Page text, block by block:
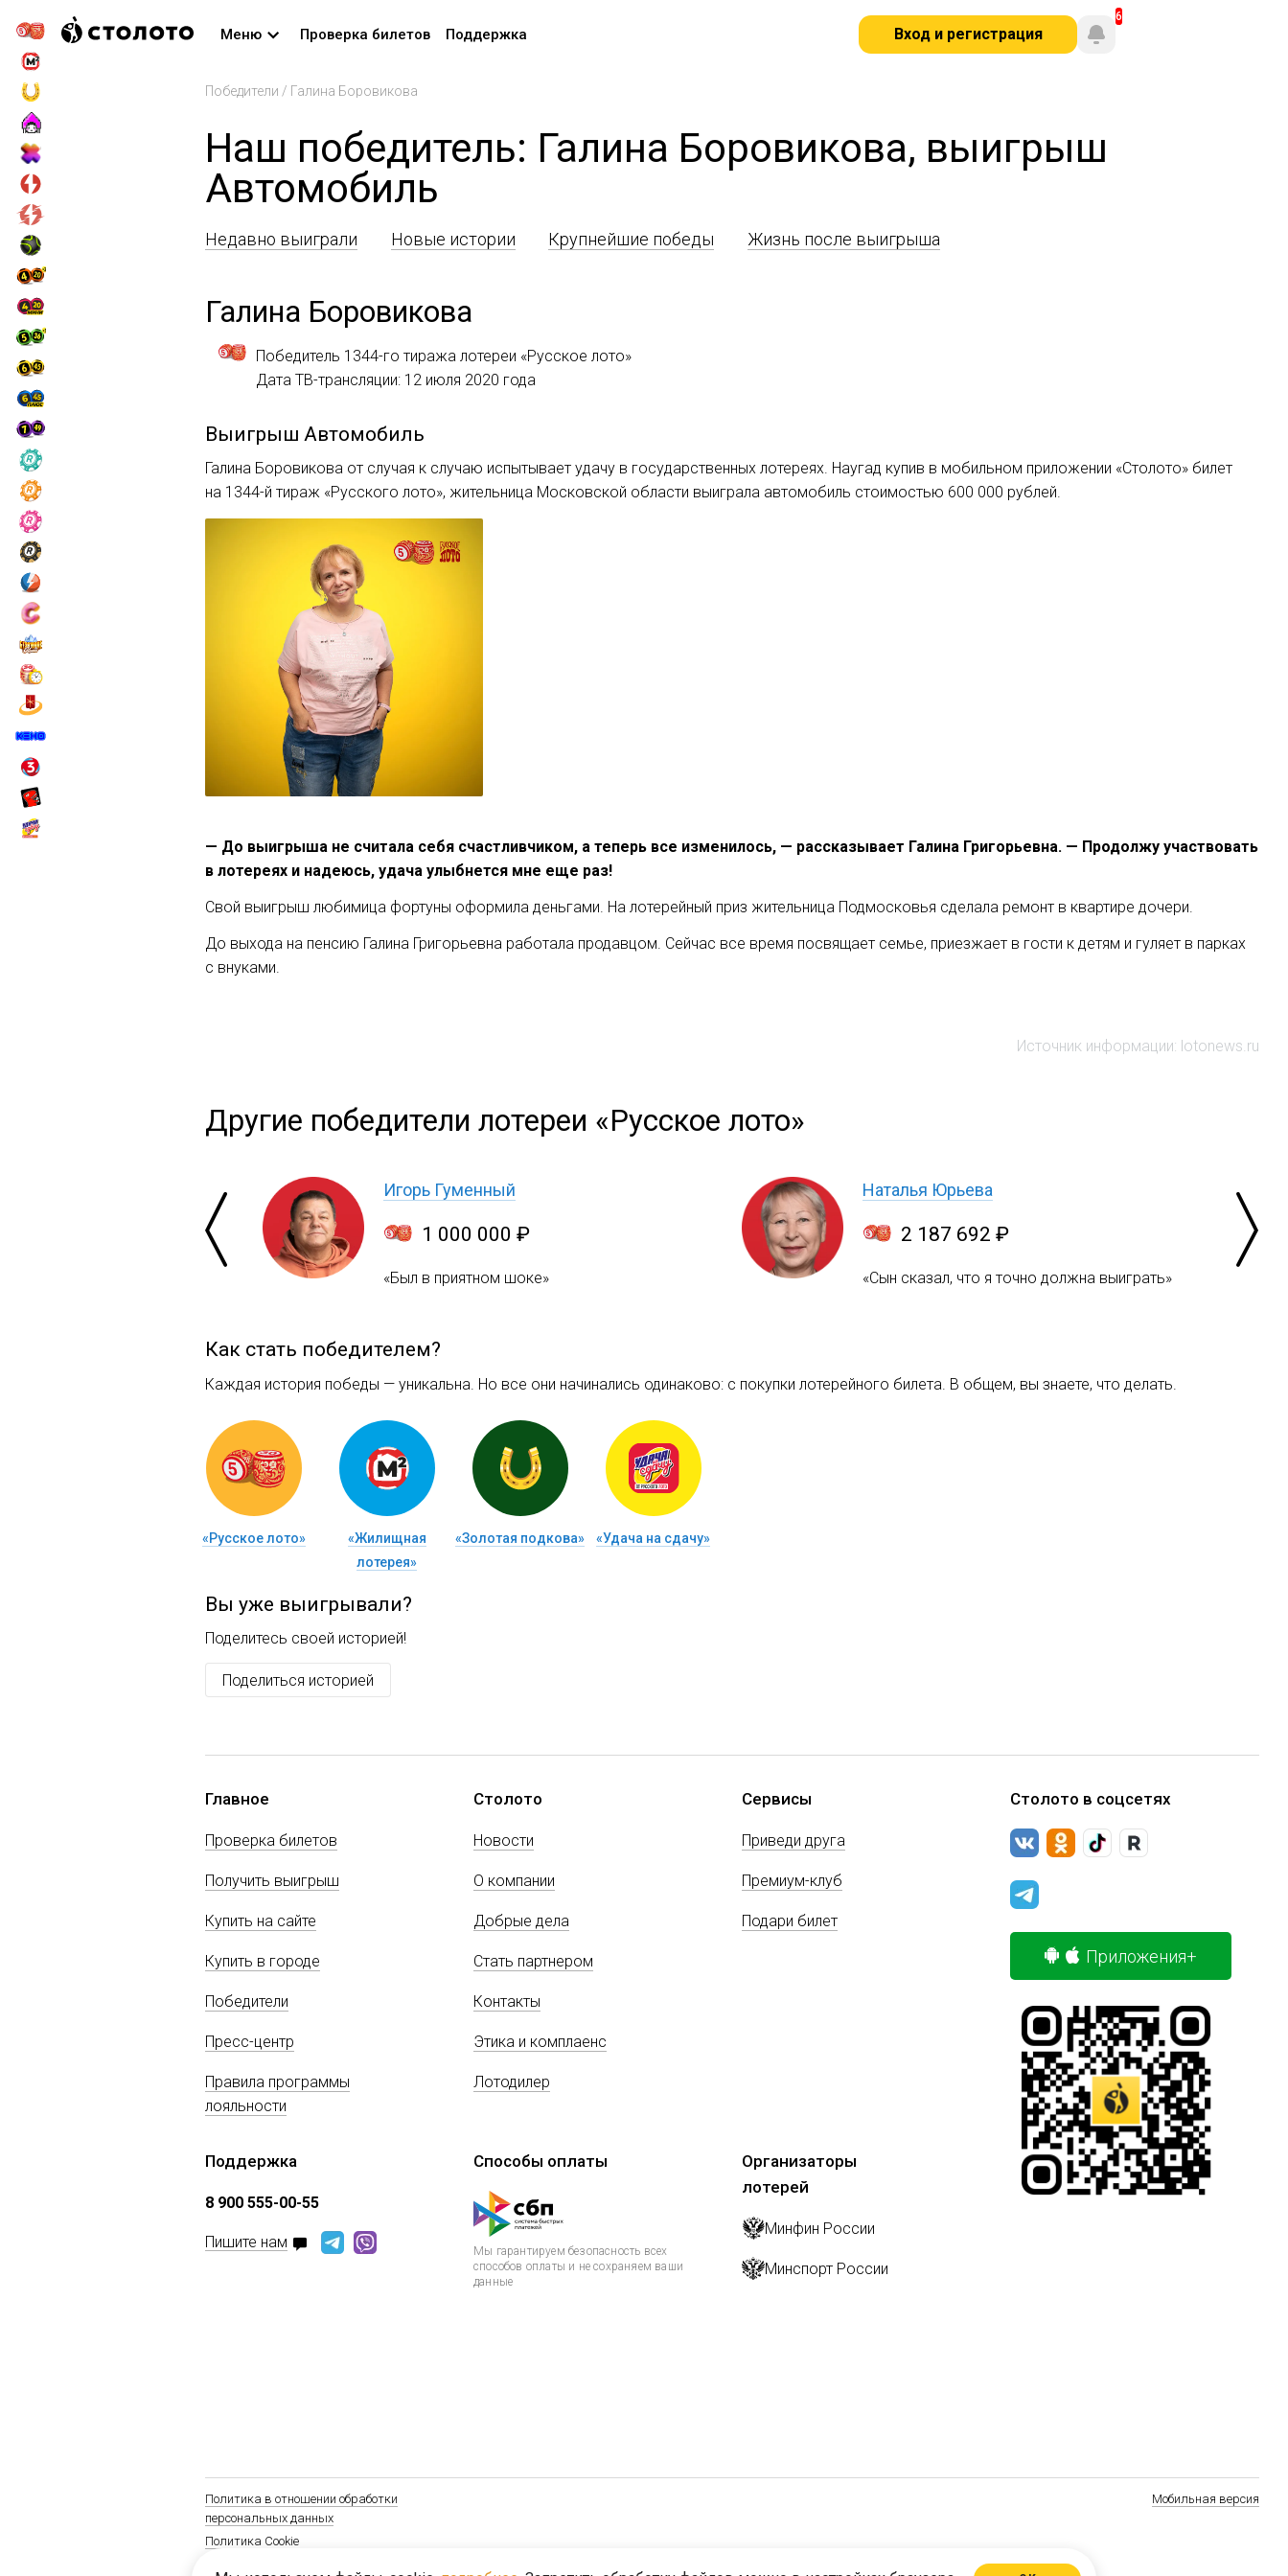
Меню Проверка билетов Поддержка Вход и регистрация
Победители / Галина Боровикова
Наш победитель: Галина Боровикова, выигрыш
Автомобиль
Недавно выиграли Новые истории Крупнейшие победы Жизнь после выигрыша
Галина Боровикова
Победитель 1344-го тиража лотереи «Русское лото»
Дата ТВ-трансляции: 12 июля 2020 года
Выигрыш Автомобиль
Галина Боровикова от случая к случаю испытывает удачу в государственных лотереях. Наугад купив в мобильном приложении «Столото» билет
на 1344-й тираж «Русского лото», жительница Московской области выиграла автомобиль стоимостью 600 000 рублей.
— До выигрыша не считала себя счастливчиком, а теперь все изменилось, — рассказывает Галина Григорьевна. — Продолжу участвовать
в лотереях и надеюсь, удача улыбнется мне еще раз!
Свой выигрыш любимица фортуны оформила деньгами. На лотерейный приз жительница Подмосковья сделала ремонт в квартире дочери.
До выхода на пенсию Галина Григорьевна работала продавцом. Сейчас все время посвящает семье, приезжает в гости к детям и гуляет в парках
с внуками.
Источник информации: lotonews.ru
Другие победители лотереи «Русское лото»
Игорь Гуменный
1 000 000 ₽
«Был в приятном шоке»
Наталья Юрьева
2 187 692 ₽
«Сын сказал, что я точно должна выиграть»
Как стать победителем?
Каждая история победы — уникальна. Но все они начинались одинаково: c покупки лотерейного билета. В общем, вы знаете, что делать.
«Русское лото»
«Жилищная
лотерея»
«Золотая подкова» «Удача на сдачу»
Вы уже выигрывали?
Поделитесь своей историей!
Поделиться историей
Главное
Проверка билетов
Получить выигрыш
Купить на сайте
Купить в городе
Победители
Пресс-центр
Правила программы
лояльности
Столото
Новости
О компании
Добрые дела
Стать партнером
Контакты
Этика и комплаенс
Лотодилер
Сервисы
Приведи друга
Премиум-клуб
Подари билет
Поддержка
8 900 555-00-55
Пишите нам
Способы оплаты
Мы гарантируем безопасность всех
способов оплаты и не сохраняем ваши
данные
Организаторы
лотерей
Минфин России
Минспорт России
Столото в соцсетях
Приложения+
Политика в отношении обработки
персональных данных
Политика Cookie
Мобильная версия